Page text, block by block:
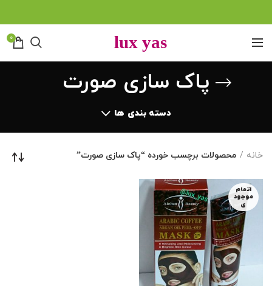
0
پاک سازی صورت
دسته بندی ها
خانه محصولات برچسب خورده “پاک سازی صورت”
اتمام
موجود
ی